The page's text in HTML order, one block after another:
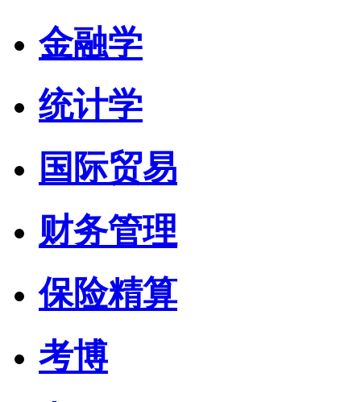
金融学
统计学
国际贸易
财务管理
保险精算
考博